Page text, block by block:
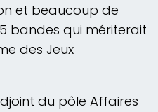
et beaucoup de
bandes qui mériterait
des Jeux
du pôle Affaires